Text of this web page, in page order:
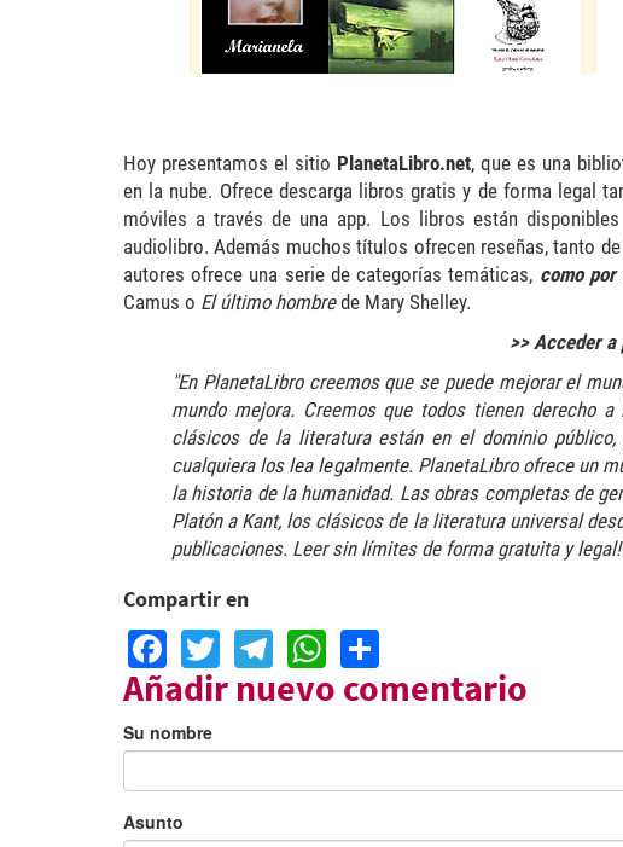
Hoy presentamos el sitio PlanetaLibro.net, que es una
en la nube. Ofrece descarga libros gratis y de forma legal
móviles a través de una app. Los libros están
audiolibro. Además muchos títulos ofrecen reseñas, tanto
autores ofrece una serie de categorías temáticas, como por
Camus o El último hombrede Mary Shelley.
>> Acceder a
"En PlanetaLibro creemos que se puede mejorar el
mundo mejora. Creemos que todos tienen derecho
clásicos de la literatura están en el dominio
cualquiera los lea legalmente. PlanetaLibro ofrece un
la historia de la humanidad. Las obras completas de
Platón a Kant, los clásicos de la literatura universal
publicaciones. Leer sin límites de forma gratuita y
Compartir en
Facebook
TwitterTelegram
WhatsApp
Añadir nuevo comentario
Su nombre
Asunto